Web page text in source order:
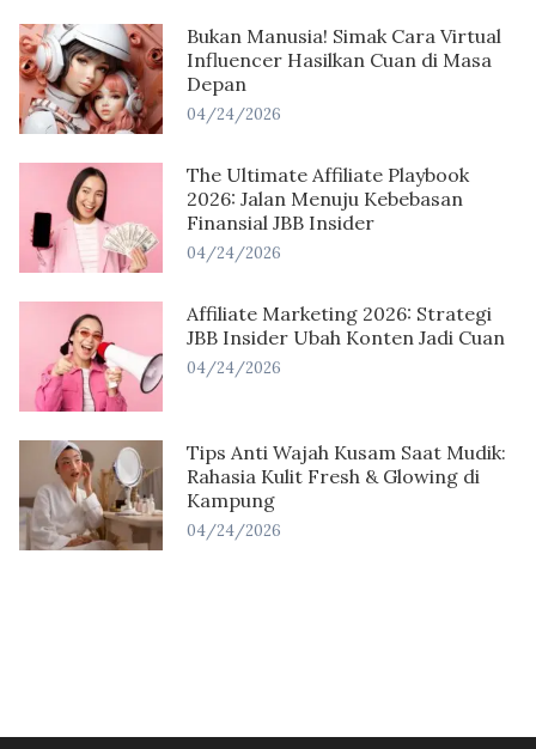
Bukan Manusia! Simak Cara Virtual
Influencer Hasilkan Cuan di Masa
Depan
04/24/2026
The Ultimate Affiliate Playbook
2026: Jalan Menuju Kebebasan
Finansial JBB Insider
04/24/2026
Affiliate Marketing 2026: Strategi
JBB Insider Ubah Konten Jadi Cuan
04/24/2026
Tips Anti Wajah Kusam Saat Mudik:
Rahasia Kulit Fresh & Glowing di
Kampung
04/24/2026